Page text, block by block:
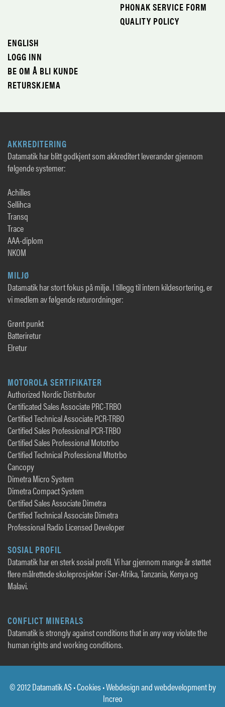
PHONAK SERVICE FORM
QUALITY POLICY
ENGLISH
LOGG INN
BE OM Å BLI KUNDE
RETURSKJEMA
AKKREDITERING
Datamatik har blitt godkjent som akkreditert leverandør gjennom
følgende systemer:
Achilles
Sellihca
Transq
Trace
AAA-diplom
NKOM
MILJØ
Datamatik har stort fokus på miljø. I tillegg til intern kildesortering, er
vi medlem av følgende returordninger:
Grønt punkt
Batteriretur
Elretur
MOTOROLA SERTIFIKATER
Authorized Nordic Distributor
Certificated Sales Associate PRC-TRBO
Certified Technical Associate PCR-TRBO
Certified Sales Professional PCR-TRBO
Certified Sales Professional Mototrbo
Certified Technical Professional Mtotrbo
Cancopy
Dimetra Micro System
Dimetra Compact System
Certified Sales Associate Dimetra
Certified Technical Associate Dimetra
Professional Radio Licensed Developer
SOSIAL PROFIL
Datamatik har en sterk sosial profil. Vi har gjennom mange år støttet
flere målrettede skoleprosjekter i Sør-Afrika, Tanzania, Kenya og
Malavi.
CONFLICT MINERALS
Datamatik is strongly against conditions that in any way violate the
human rights and working conditions.
© 2012 Datamatik AS •Cookies • Webdesign and webdevelopment by
Increo